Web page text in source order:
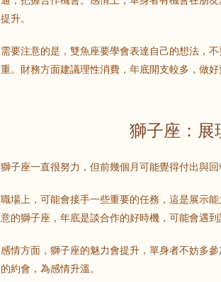
提升。
需要注意的是，雙魚座要學會表達自己的想法，
重。財務方面建議理性消費，年底開支較多，做好
獅子座：展
獅子座一直很努力，但前幾個月可能覺得付出與
職場上，可能會接手一些重要的任務，這是展示
意的獅子座，年底是談合作的好時機，可能會遇到
感情方面，獅子座的魅力會提升，單身者不妨多
的約會，為感情升溫。